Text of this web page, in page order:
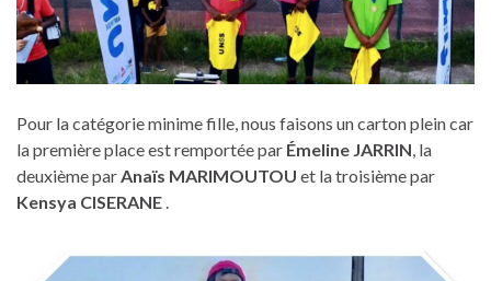
Pour la catégorie minime fille, nous faisons un carton plein car
la première place est remportée par Émeline JARRIN , la
deuxième par Anaïs MARIMOUTOU et la troisième par
Kensya CISERANE